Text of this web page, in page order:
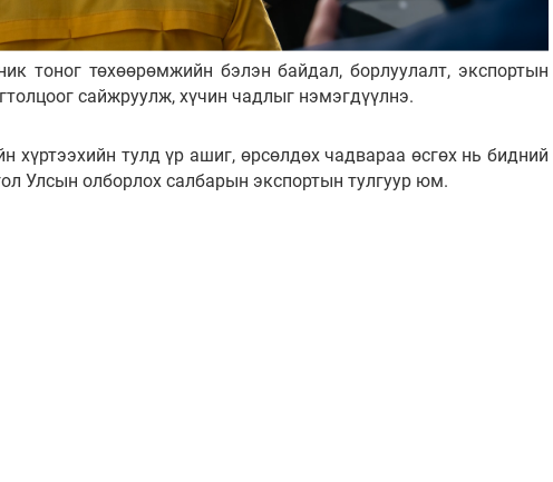
тоног төхөөрөмжийн бэлэн байдал, борлуулалт, экспортын
сайжруулж, хүчин чадлыг нэмэгдүүлнэ.
хүртээхийн тулд үр ашиг, өрсөлдөх чадвараа өсгөх нь бидний
Улсын олборлох салбарын экспортын тулгуур юм.